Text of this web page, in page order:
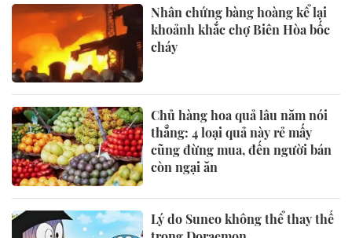
Nhân chứng bàng hoàng kể lại
khoảnh khắc chợ Biên Hòa bốc
cháy
Chủ hàng hoa quả lâu năm nói
thẳng: 4 loại quả này rẻ mấy
cũng đừng mua, đến người bán
còn ngại ăn
Lý do Suneo không thể thay thế